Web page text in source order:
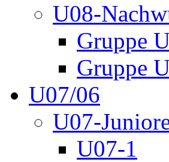
U08-
Gruppe
Gruppe
U07/06
U07-
U07-1